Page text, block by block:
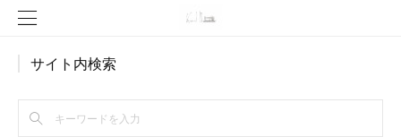
サイト内検索